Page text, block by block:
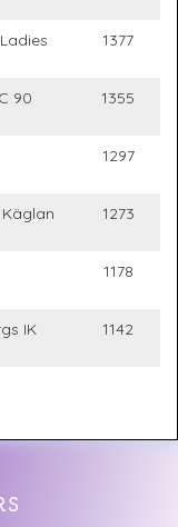
1377
90 1355
1297
1273
1178
IK 1142